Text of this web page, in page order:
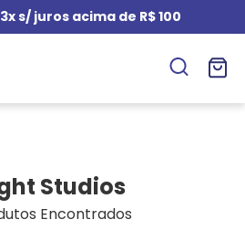
s/ juros acima de R$ 100
Studios
Encontrados